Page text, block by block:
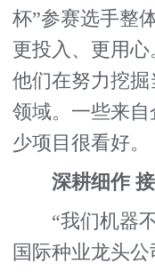
杯”参赛选手整
更投入、更用心
他们在努力挖
领域。一些来
少项目很看好。
深耕细作
“我们机器不
国际种业龙头